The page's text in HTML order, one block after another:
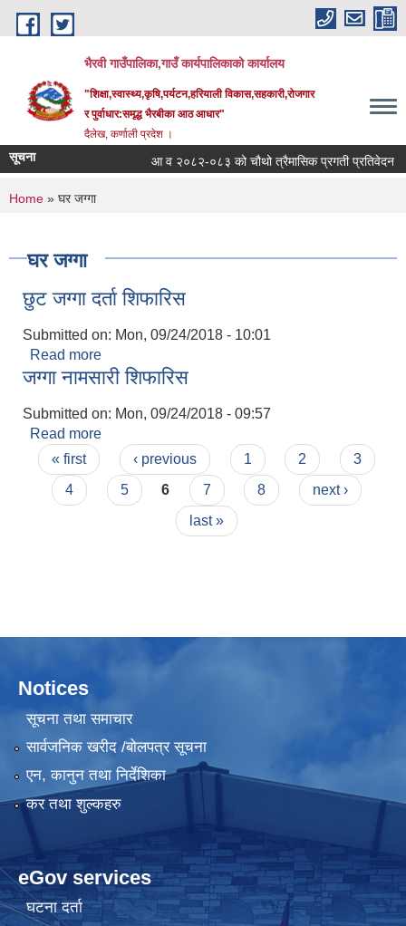
Skip to main content
भैरवी गाउँपालिका,गाउँ कार्यपालिकाको कार्यालय
"शिक्षा,स्वास्थ्य,कृषि,पर्यटन,हरियाली विकास,सहकारी,रोजगार
र पुर्वाधार:समृद्ध भैरबीका आठ आधार"
दैलेख, कर्णाली प्रदेश ।
सूचना आ व २०८२-०८३ को चौथो त्रैमासिक प्रगती प्रतिवेदन
You are here
Home » घर जग्गा
घर जग्गा
छुट जग्गा दर्ता शिफारिस
Submitted on: Mon, 09/24/2018 - 10:01
Read more
जग्गा नामसारी शिफारिस
Submitted on: Mon, 09/24/2018 - 09:57
Read more
Pages
« first ‹ previous 1 2
3
4
5 6 7 8
next ›
last »
Notices
सूचना तथा समाचार
सार्वजनिक खरीद /बोलपत्र सूचना
एन, कानुन तथा निर्देशिका
कर तथा शुल्कहरु
eGov services
घटना दर्ता